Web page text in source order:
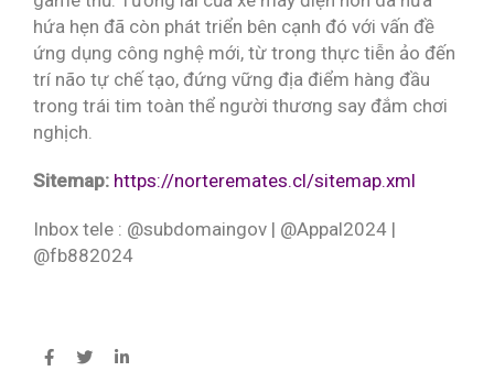
hứa hẹn đã còn phát triển bên cạnh đó với vấn đề
ứng dụng công nghệ mới, từ trong thực tiễn ảo đến
trí não tự chế tạo, đứng vững địa điểm hàng đầu
trong trái tim toàn thể người thương say đắm chơi
nghịch.
Sitemap: https://norteremates.cl/sitemap.xml
Inbox tele : @subdomaingov | @Appal2024 |
@fb882024